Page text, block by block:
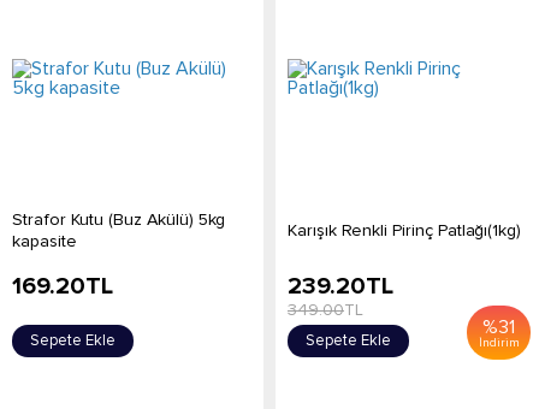
Strafor Kutu (Buz Akülü) 5kg
kapasite
169.20TL
Sepete Ekle
Karışık Renkli Pirinç Patlağı(1kg)
%31
İndirim
239.20TL
349.00TL
Sepete Ekle